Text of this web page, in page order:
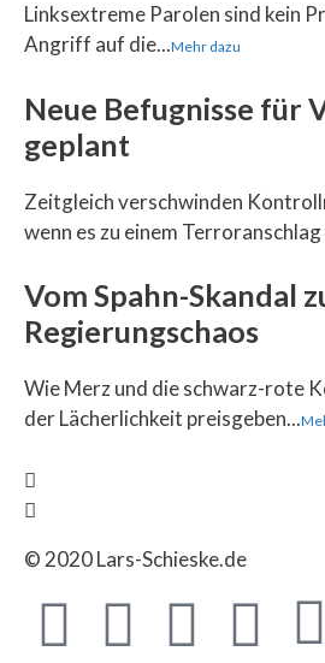
Linksextreme Parolen sind kein
Angriff auf die...Mehr dazu
Neue Befugnisse für
geplant
Zeitgleich verschwinden
wenn es zu einem Terroranschlag
Vom Spahn-Skandal
Regierungschaos
Wie Merz und die schwarz-rote
der Lächerlichkeit preisgeben...
© 2020 Lars-Schieske.de